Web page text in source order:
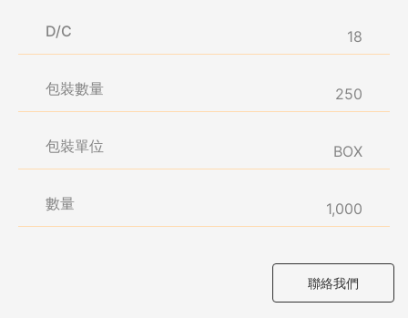
D/C 18
包裝數量 250
包裝單位 BOX
數量 1,000
聯絡我們